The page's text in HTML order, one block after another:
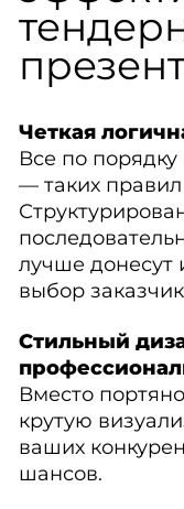
Четкая
Все по
— таких
лучше
выбор
Стильный
Вместо
крутую
ваших
шансов.